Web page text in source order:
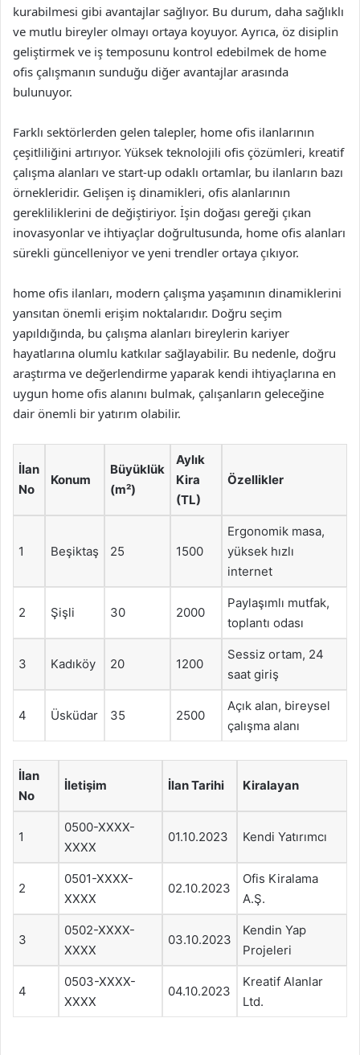
kurabilmesi gibi avantajlar sağlıyor. Bu durum, daha sağlıklı
ve mutlu bireyler olmayı ortaya koyuyor. Ayrıca, öz disiplin
geliştirmek ve iş temposunu kontrol edebilmek de home
ofis çalışmanın sunduğu diğer avantajlar arasında
bulunuyor.
Farklı sektörlerden gelen talepler, home ofis ilanlarının
çeşitliliğini artırıyor. Yüksek teknolojili ofis çözümleri, kreatif
çalışma alanları ve start-up odaklı ortamlar, bu ilanların bazı
örnekleridir. Gelişen iş dinamikleri, ofis alanlarının
gerekliliklerini de değiştiriyor. İşin doğası gereği çıkan
inovasyonlar ve ihtiyaçlar doğrultusunda, home ofis alanları
sürekli güncelleniyor ve yeni trendler ortaya çıkıyor.
home ofis ilanları, modern çalışma yaşamının dinamiklerini
yansıtan önemli erişim noktalarıdır. Doğru seçim
yapıldığında, bu çalışma alanları bireylerin kariyer
hayatlarına olumlu katkılar sağlayabilir. Bu nedenle, doğru
araştırma ve değerlendirme yaparak kendi ihtiyaçlarına en
uygun home ofis alanını bulmak, çalışanların geleceğine
dair önemli bir yatırım olabilir.
İlan
No
Konum
Büyüklük
(m²)
Aylık
Kira
(TL)
Özellikler
1 Beşiktaş 25 1500
Ergonomik masa,
yüksek hızlı
internet
2 Şişli 30 2000
Paylaşımlı mutfak,
toplantı odası
3 Kadıköy 20 1200
Sessiz ortam, 24
saat giriş
4 Üsküdar 35 2500
Açık alan, bireysel
çalışma alanı
İlan
No
İletişim İlan Tarihi Kiralayan
1
0500-XXXX-
XXXX
01.10.2023 Kendi Yatırımcı
2
0501-XXXX-
XXXX
02.10.2023
Ofis Kiralama
A.Ş.
3
0502-XXXX-
XXXX
03.10.2023
Kendin Yap
Projeleri
4
0503-XXXX-
XXXX
04.10.2023
Kreatif Alanlar
Ltd.